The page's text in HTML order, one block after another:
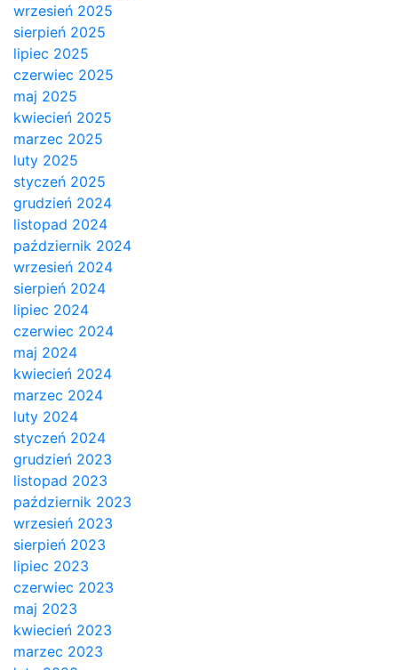
wrzesień 2025
sierpień 2025
lipiec 2025
czerwiec 2025
maj 2025
kwiecień 2025
marzec 2025
luty 2025
styczeń 2025
grudzień 2024
listopad 2024
październik 2024
wrzesień 2024
sierpień 2024
lipiec 2024
czerwiec 2024
maj 2024
kwiecień 2024
marzec 2024
luty 2024
styczeń 2024
grudzień 2023
listopad 2023
październik 2023
wrzesień 2023
sierpień 2023
lipiec 2023
czerwiec 2023
maj 2023
kwiecień 2023
marzec 2023